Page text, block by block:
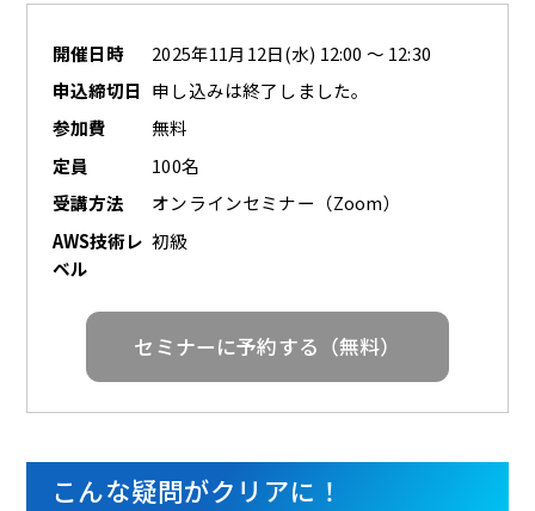
開催日時
2025年11月12日(水) 12:00 ～ 12:30
申込締切日 申し込みは終了しました。
参加費
無料
定員
100名
受講方法
オンラインセミナー（Zoom）
AWS技術レ
ベル
初級
セミナーに予約する（無料）
こんな疑問がクリアに！